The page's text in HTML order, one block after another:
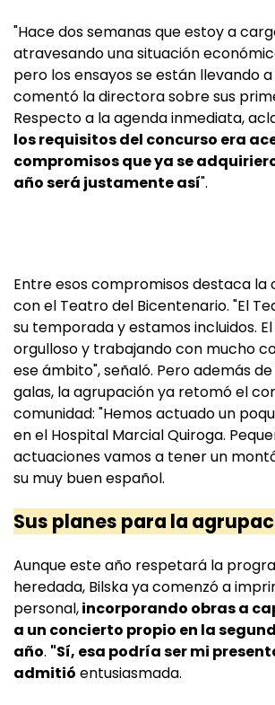
"Hace dos semanas que estoy a
atravesando una situación
pero los ensayos se están llevando
comentó la directora sobre sus
Respecto a la agenda inmediata,
los requisitos del concurso era
compromisos que ya se
año será justamente así".
Entre esos compromisos destaca la
con el Teatro del Bicentenario. "El
su temporada y estamos incluidos.
orgulloso y trabajando con mucho
ese ámbito", señaló. Pero además
galas, la agrupación ya retomó el
comunidad: "Hemos actuado un
en el Hospital Marcial Quiroga.
actuaciones vamos a tener un
su muy buen español.
Sus planes para la
Aunque este año respetará la
heredada, Bilska ya comenzó a
personal,incorporando obras a
a un concierto propio en la
año. "Sí, esa podría ser mi
admitió entusiasmada.